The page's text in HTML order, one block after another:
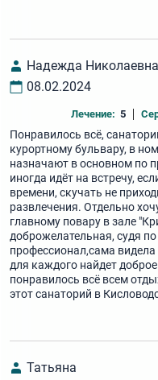
Надежда Николаевна
08.02.2024
Лечение: 5
Понравилось всё,
курортному бульвару, в
назначают в основном по
иногда идёт на встречу,
времени, скучать не
развлечения. Отдельно
главному повару в зале
доброжелательная, судя
профессионал,сама
для каждого найдет
понравилось всё всем
этот санаторий в
Татьяна